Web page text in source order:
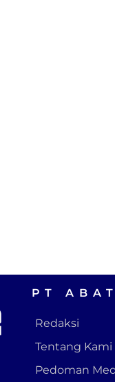
PT
Redaksi
Tentang Kami
Pedoman